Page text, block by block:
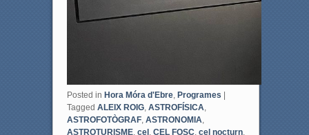
Posted in Hora Móra d'Ebre, Programes |
Tagged ALEIX ROIG, ASTROFÍSICA
ASTROFOTÒGRAF, ASTRONOMIA
ASTROTURISME, cel, CEL FOSC cel nocturn,